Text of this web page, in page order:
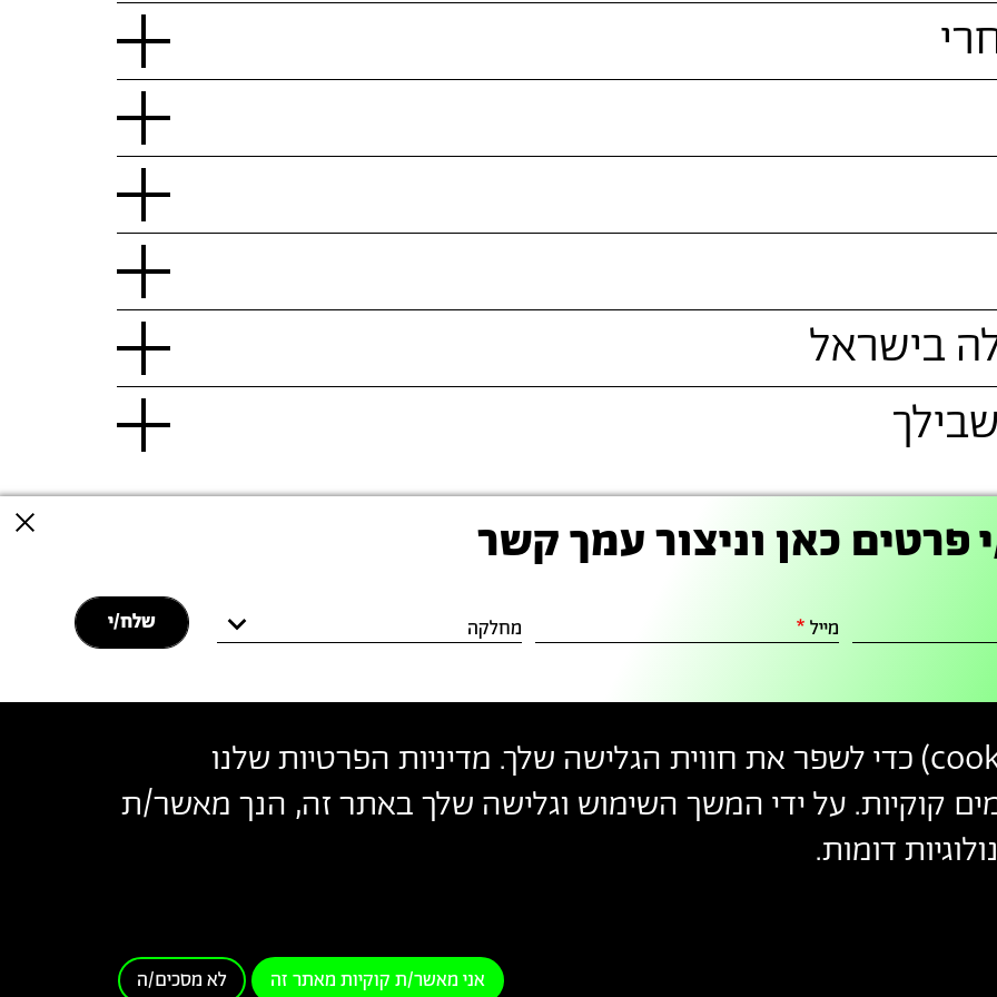
) כדי לשפר את חווית הגלישה שלך. מדיניות הפרטיות שלנו
קוקיות. על ידי המשך השימוש וגלישה שלך באתר זה, הנך מאשר/ת
דומות.
אני מאשר/ת קוקיות מאתר זה לא מסכים/ה
בישראל
פרטים כאן וניצור עמך קשר
מייל מחלקה
פרטי
יצירת
קשר
צרו קשר
הצטרפו לניוזלטר שלנו
הכניסו כתובת מייל
תנאי שימוש